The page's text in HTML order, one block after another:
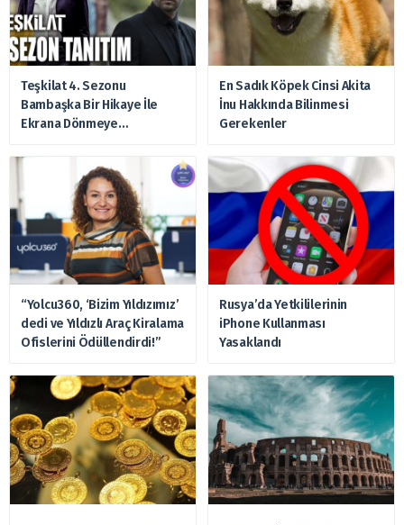
Teşkilat 4. Sezonu
Bambaşka Bir Hikaye İle
Ekrana Dönmeye
En Sadık Köpek Cinsi Akita
İnu Hakkında Bilinmesi
Gerekenler
“Yolcu360, ‘Bizim Yıldızımız’
dedi ve Yıldızlı Araç Kiralama
Ofislerini Ödüllendirdi!”
Rusya’da Yetkililerinin
iPhone Kullanması
Yasaklandı